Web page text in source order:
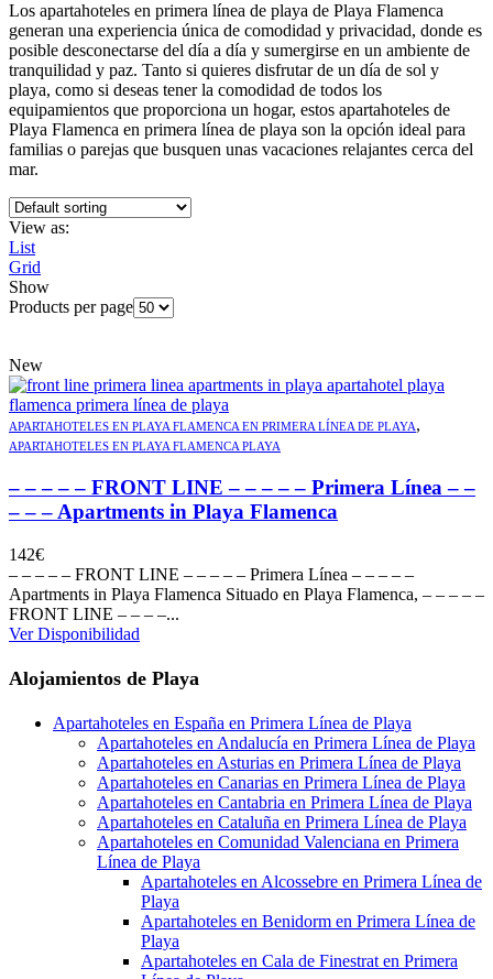
Los apartahoteles en primera línea de playa de Playa Flamenca
generan una experiencia única de comodidad y privacidad, donde es
posible desconectarse del día a día y sumergirse en un ambiente de
tranquilidad y paz. Tanto si quieres disfrutar de un día de sol y
playa, como si deseas tener la comodidad de todos los
equipamientos que proporciona un hogar, estos apartahoteles de
Playa Flamenca en primera línea de playa son la opción ideal para
familias o parejas que busquen unas vacaciones relajantes cerca del
mar.
View as:
List
Grid
Show
Products per page
New
APARTAHOTELES EN PLAYA FLAMENCA EN PRIMERA LÍNEA DE PLAYA,
APARTAHOTELES EN PLAYA FLAMENCA PLAYA
– – – – – FRONT LINE – – – – – Primera Línea – –
– – – Apartments in Playa Flamenca
142€
– – – – – FRONT LINE – – – – – Primera Línea – – – – –
Apartments in Playa Flamenca Situado en Playa Flamenca, – – – – –
FRONT LINE – – – –...
Ver Disponibilidad
Alojamientos de Playa
Apartahoteles en España en Primera Línea de Playa
Apartahoteles en Andalucía en Primera Línea de Playa
Apartahoteles en Asturias en Primera Línea de Playa
Apartahoteles en Canarias en Primera Línea de Playa
Apartahoteles en Cantabria en Primera Línea de Playa
Apartahoteles en Cataluña en Primera Línea de Playa
Apartahoteles en Comunidad Valenciana en Primera
Línea de Playa
Apartahoteles en Alcossebre en Primera Línea de
Playa
Apartahoteles en Benidorm en Primera Línea de
Playa
Apartahoteles en Cala de Finestrat en Primera